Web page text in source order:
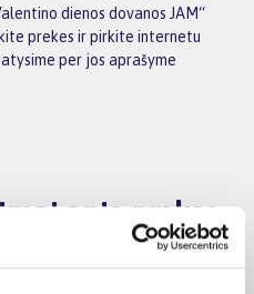
dienos dovanos JAM“
prekes ir pirkite internetu
per jos aprašyme
apie prekes